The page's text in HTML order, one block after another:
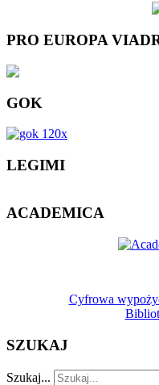
PRO EUROPA
GOK
LEGIMI
ACADEMICA
Cyfrowa
SZUKAJ
Szukaj...